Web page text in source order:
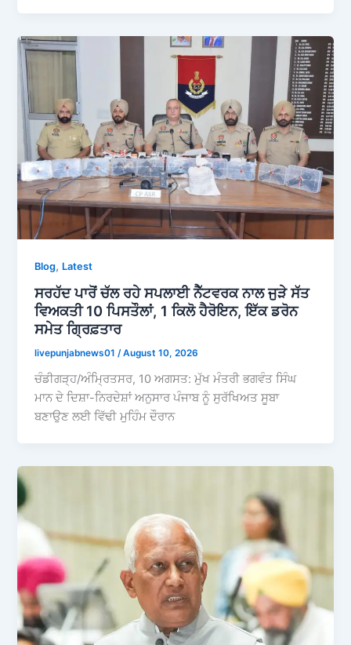
Blog, Latest
ਸਰਹੱਦ ਪਾਰੋਂ ਚੱਲ ਰਹੇ ਸਪਲਾਈ ਨੈੱਟਵਰਕ ਨਾਲ ਜੁੜੇ ਸੱਤ
ਵਿਅਕਤੀ 10 ਪਿਸਤੌਲਾਂ, 1 ਕਿਲੋ ਹੈਰੋਇਨ, ਇੱਕ ਡਰੋਨ
ਸਮੇਤ ਗ੍ਰਿਫ਼ਤਾਰ
livepunjabnews01/August 10, 2026
ਚੰਡੀਗੜ੍ਹ/ਅੰਮ੍ਰਿਤਸਰ, 10 ਅਗਸਤ: ਮੁੱਖ ਮੰਤਰੀ ਭਗਵੰਤ ਸਿੰਘ
ਮਾਨ ਦੇ ਦਿਸ਼ਾ-ਨਿਰਦੇਸ਼ਾਂ ਅਨੁਸਾਰ ਪੰਜਾਬ ਨੂੰ ਸੁਰੱਖਿਅਤ ਸੂਬਾ
ਬਣਾਉਣ ਲਈ ਵਿੱਢੀ ਮੁਹਿੰਮ ਦੌਰਾਨ